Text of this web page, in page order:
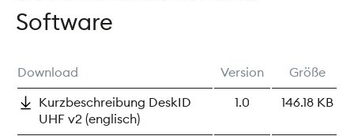
Software
Download Version
Größe
Kurzbeschreibung DeskID
UHF v2 (englisch)
1.0 146.18 KB